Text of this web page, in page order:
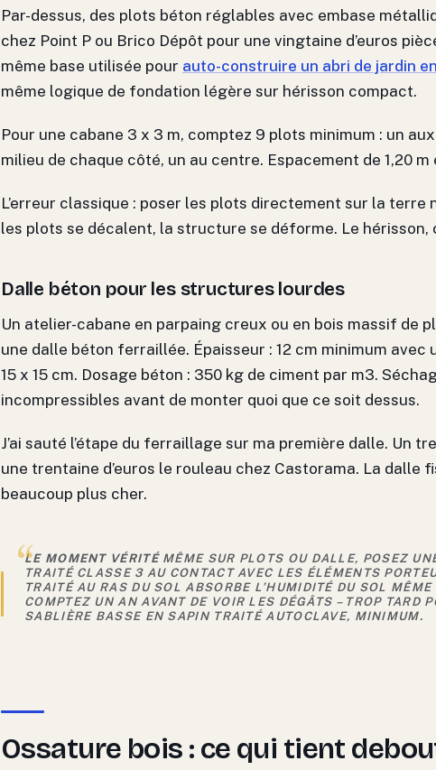
Par-dessus, des plots béton réglables avec embase
chez Point P ou Brico Dépôt pour une vingtaine d’euros
même base utilisée pour auto-construire un abri de jardin
même logique de fondation légère sur hérisson compact.
Pour une cabane 3 x 3 m, comptez 9 plots minimum : un
milieu de chaque côté, un au centre. Espacement de 1,20 m
L’erreur classique : poser les plots directement sur la terre
les plots se décalent, la structure se déforme. Le hérisson,
Dalle béton pour les structures lourdes
Un atelier-cabane en parpaing creux ou en bois massif de
une dalle béton ferraillée. Épaisseur : 12 cm minimum avec
15 x 15 cm. Dosage béton : 350 kg de ciment par m3.
incompressibles avant de monter quoi que ce soit dessus.
J’ai sauté l’étape du ferraillage sur ma première dalle. Un
une trentaine d’euros le rouleau chez Castorama. La dalle
beaucoup plus cher.
LE MOMENT VÉRITÉMÊME SUR PLOTS OU DALLE, POSEZ
TRAITÉ CLASSE 3 AU CONTACT AVEC LES ÉLÉMENTS
TRAITÉ AU RAS DU SOL ABSORBE L’HUMIDITÉ DU SOL MÊME
COMPTEZ UN AN AVANT DE VOIR LES DÉGÂTS – TROP TARD
SABLIÈRE BASSE EN SAPIN TRAITÉ AUTOCLAVE, MINIMUM.
Ossature bois : ce qui tient